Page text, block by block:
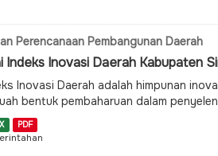
Perencanaan Pembangunan Daerah
Indeks Inovasi Daerah Kabupaten
Inovasi Daerah adalah himpunan
bentuk pembaharuan dalam
PDF